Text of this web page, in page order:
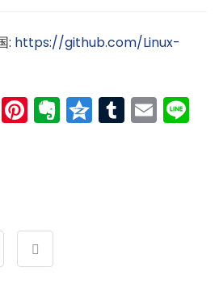
: https://github.com/Linux-
WeChat
Pinterest
Evernote
Qzone
Tumblr